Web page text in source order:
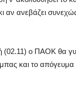
ανεβάζει
ο ΠΑΟΚ θα
και το απόγευμα